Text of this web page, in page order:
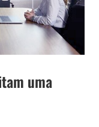
uma